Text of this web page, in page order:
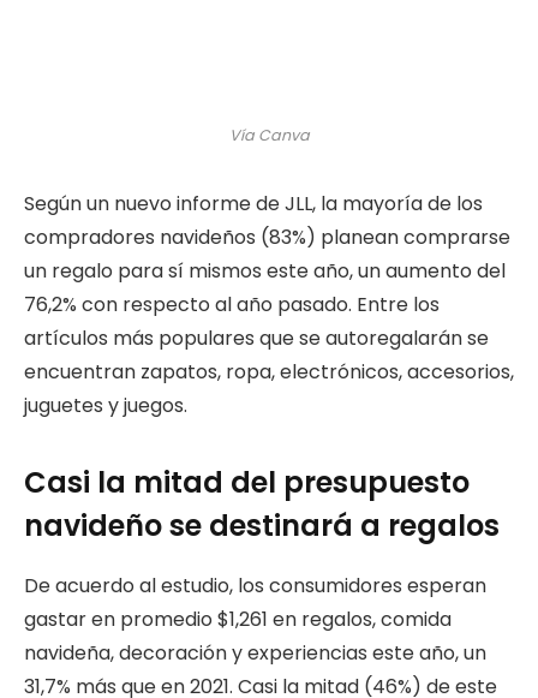
Vía Canva
Según un nuevo informe de JLL, la mayoría de los
compradores navideños (83%) planean comprarse
un regalo para sí mismos este año, un aumento del
76,2% con respecto al año pasado. Entre los
artículos más populares que se autoregalarán se
encuentran zapatos, ropa, electrónicos, accesorios,
juguetes y juegos.
Casi la mitad del presupuesto
navideño se destinará a regalos
De acuerdo al estudio, los consumidores esperan
gastar en promedio $1,261 en regalos, comida
navideña, decoración y experiencias este año, un
31,7% más que en 2021. Casi la mitad (46%) de este